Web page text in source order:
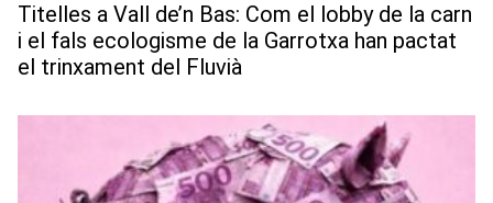
Titelles a Vall de’n Bas: Com el lobby de la carn
i el fals ecologisme de la Garrotxa han pactat
el trinxament del Fluvià